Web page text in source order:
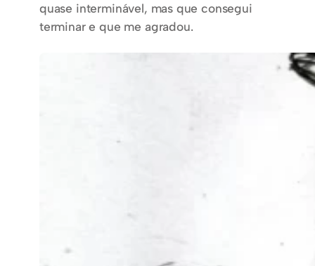
quase interminável, mas que consegui
terminar e que me agradou.